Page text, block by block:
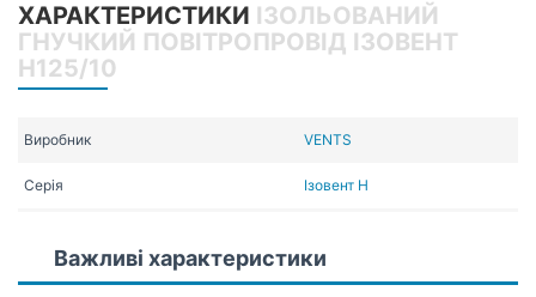
ХАРАКТЕРИСТИКИ ІЗОЛЬОВАНИЙ
ГНУЧКИЙ ПОВІТРОПРОВІД ІЗОВЕНТ
Н125/10
Виробник VENTS
Серія Ізовент Н
Важливі характеристики